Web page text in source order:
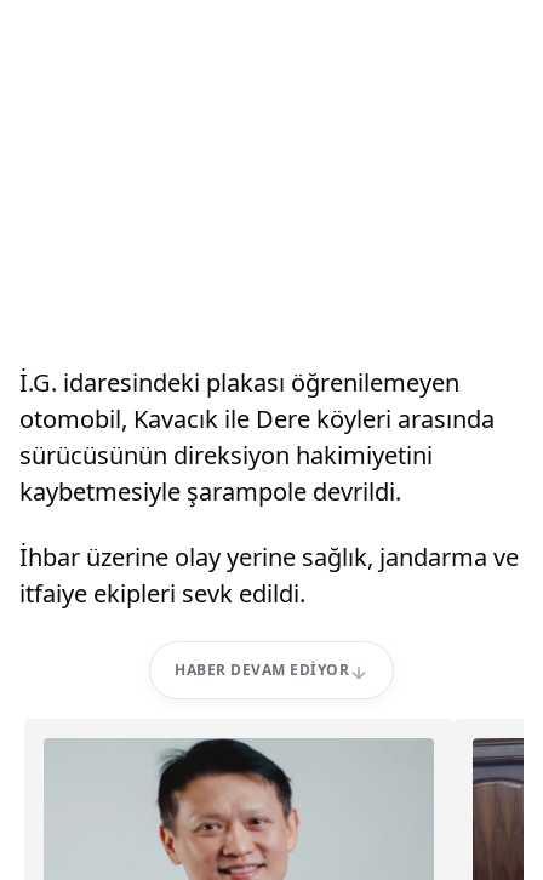
İ.G. idaresindeki plakası öğrenilemeyen
otomobil, Kavacık ile Dere köyleri arasında
sürücüsünün direksiyon hakimiyetini
kaybetmesiyle şarampole devrildi.
İhbar üzerine olay yerine sağlık, jandarma ve
itfaiye ekipleri sevk edildi.
HABER DEVAM EDIYOR